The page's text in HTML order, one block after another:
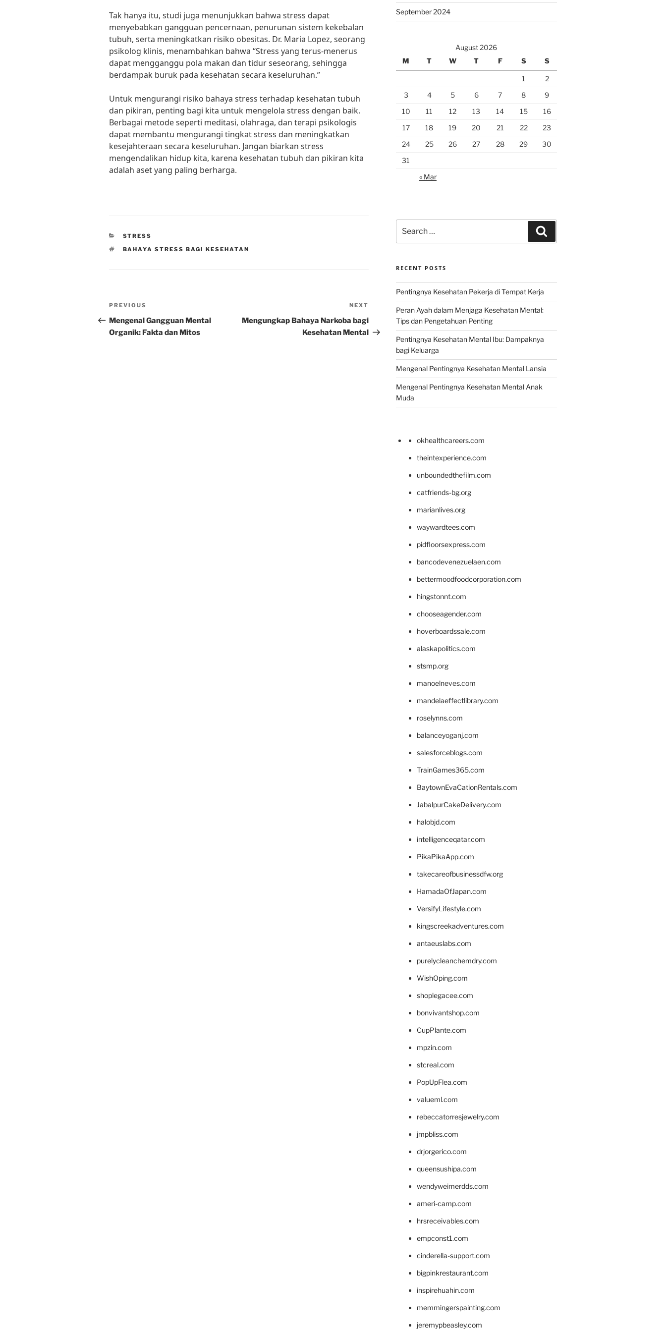
Tak hanya itu, studi juga menunjukkan bahwa stress dapat
menyebabkan gangguan pencernaan, penurunan sistem kekebalan
tubuh, serta meningkatkan risiko obesitas. Dr. Maria Lopez, seorang
psikolog klinis, menambahkan bahwa “Stress yang terus-menerus
dapat mengganggu pola makan dan tidur seseorang, sehingga
berdampak buruk pada kesehatan secara keseluruhan.”
Untuk mengurangi risiko bahaya stress terhadap kesehatan tubuh
dan pikiran, penting bagi kita untuk mengelola stress dengan baik.
Berbagai metode seperti meditasi, olahraga, dan terapi psikologis
dapat membantu mengurangi tingkat stress dan meningkatkan
kesejahteraan secara keseluruhan. Jangan biarkan stress
mengendalikan hidup kita, karena kesehatan tubuh dan pikiran kita
adalah aset yang paling berharga.
CATEGORIES
STRESS
TAGS
BAHAYA STRESS BAGI KESEHATAN
Post
navigation
Previous
Post
PREVIOUS
Mengenal Gangguan Mental
Organik: Fakta dan Mitos
Post
NEXT
Mengungkap Bahaya Narkoba bagi
Kesehatan Mental
September 2024
August 2026
M
T W T F S S
1
2
3
4 5 6 7 8
9
10
11 12 13 14 15
16
17
18 19 20 21 22
23
24
25 26 27 28 29
30
31
« Mar
for:
RECENT POSTS
Pentingnya Kesehatan Pekerja di Tempat Kerja
Peran Ayah dalam Menjaga Kesehatan Mental:
Tips dan Pengetahuan Penting
Pentingnya Kesehatan Mental Ibu: Dampaknya
bagi Keluarga
Mengenal Pentingnya Kesehatan Mental Lansia
Mengenal Pentingnya Kesehatan Mental Anak
Muda
okhealthcareers.com
theintexperience.com
unboundedthefilm.com
catfriends-bg.org
marianlives.org
waywardtees.com
pidfloorsexpress.com
bancodevenezuelaen.com
bettermoodfoodcorporation.com
hingstonnt.com
chooseagender.com
hoverboardssale.com
alaskapolitics.com
stsmp.org
manoelneves.com
mandelaeffectlibrary.com
roselynns.com
balanceyoganj.com
salesforceblogs.com
TrainGames365.com
BaytownEvaCationRentals.com
JabalpurCakeDelivery.com
halobjd.com
intelligenceqatar.com
PikaPikaApp.com
takecareofbusinessdfw.org
HamadaOfJapan.com
VersifyLifestyle.com
kingscreekadventures.com
antaeuslabs.com
purelycleanchemdry.com
WishOping.com
shoplegacee.com
bonvivantshop.com
CupPlante.com
mpzin.com
stcreal.com
PopUpFlea.com
valueml.com
rebeccatorresjewelry.com
jmpbliss.com
drjorgerico.com
queensushipa.com
wendyweimerdds.com
ameri-camp.com
hrsreceivables.com
empconst1.com
cinderella-support.com
bigpinkrestaurant.com
inspirehuahin.com
memmingerspainting.com
jeremypbeasley.com